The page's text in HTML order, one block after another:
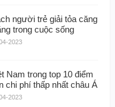
người trẻ giải tỏa căng
trong cuộc sống
2023
Nam trong top 10 điểm
chi phí thấp nhất châu Á
2023